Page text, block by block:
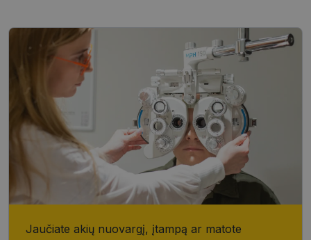
Jaučiate akių nuovargį, įtampą ar matote
Būtinieji slapukai
Statistikos slapukai
Rinkodaros slapukai
Funkciniai slapukai
Neklasifikuoti slapukai
Šie slapukai yra būtini, kad galėtumėte naršyti
svetainės turinį bei naudotis jo funkcijomis. Šie
slapukai atpažįsta Jūsų įrenginį, tačiau neatskleidžia
Jūsų tapatybės, taip pat nerenka informacijos. Be šių
slapukų tinklalapis neveiks tinkamai. Šie slapukai